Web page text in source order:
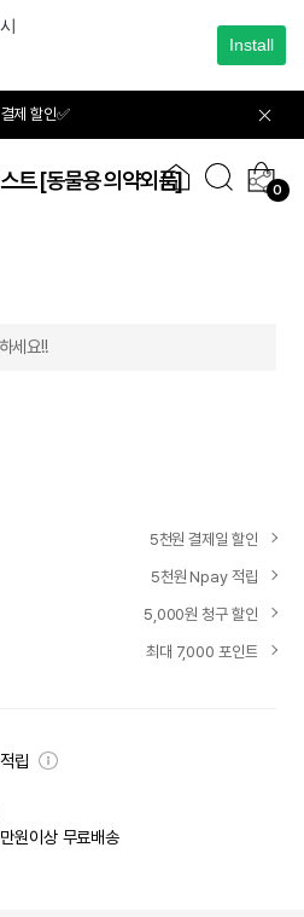
제 할인✅
0
01 05
트 [동물용 의약외품]
세요!!
5천원 결제일 할인
5천원 Npay 적립
5,000원 청구 할인
최대 7,000 포인트
립
원이상 무료배송